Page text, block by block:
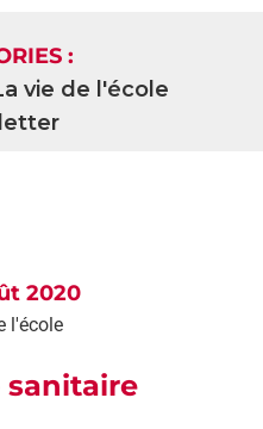
sanitaire
2020
l'école
:
vie de l'école